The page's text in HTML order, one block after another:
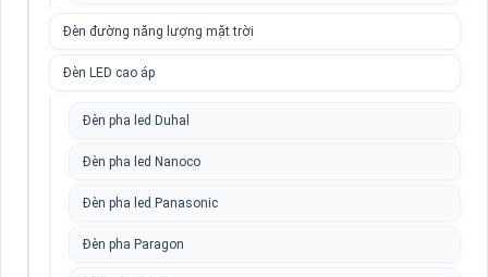
Đèn đường năng lượng mặt trời
Đèn LED cao áp
Đèn pha led Duhal
Đèn pha led Nanoco
Đèn pha led Panasonic
Đèn pha Paragon